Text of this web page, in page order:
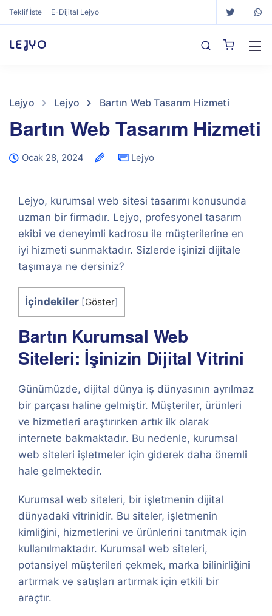
Teklif İste E-Dijital Lejyo
LEJYO
Lejyo Lejyo Bartın Web Tasarım Hizmeti
Bartın Web Tasarım Hizmeti
Ocak 28, 2024 Lejyo
Lejyo, kurumsal web sitesi tasarımı konusunda
uzman bir firmadır. Lejyo, profesyonel tasarım
ekibi ve deneyimli kadrosu ile müşterilerine en
iyi hizmeti sunmaktadır. Sizlerde işinizi dijitale
taşımaya ne dersiniz?
İçindekiler [Göster]
Bartın Kurumsal Web
Siteleri: İşinizin Dijital Vitrini
Günümüzde, dijital dünya iş dünyasının ayrılmaz
bir parçası haline gelmiştir. Müşteriler, ürünleri
ve hizmetleri araştırırken artık ilk olarak
internete bakmaktadır. Bu nedenle, kurumsal
web siteleri işletmeler için giderek daha önemli
hale gelmektedir.
Kurumsal web siteleri, bir işletmenin dijital
dünyadaki vitrinidir. Bu siteler, işletmenin
kimliğini, hizmetlerini ve ürünlerini tanıtmak için
kullanılmaktadır. Kurumsal web siteleri,
potansiyel müşterileri çekmek, marka bilinirliğini
artırmak ve satışları artırmak için etkili bir
araçtır.